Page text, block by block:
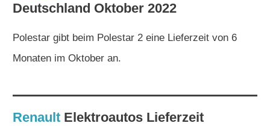
Deutschland Oktober 2022
Polestar gibt beim Polestar 2 eine Lieferzeit von 6
Monaten im Oktober an.
Renault Elektroautos Lieferzeit